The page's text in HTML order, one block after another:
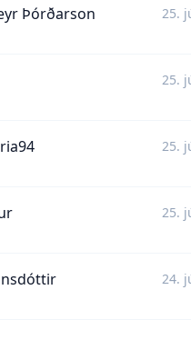
Þórðarson 25.
25.
25.
25.
24.